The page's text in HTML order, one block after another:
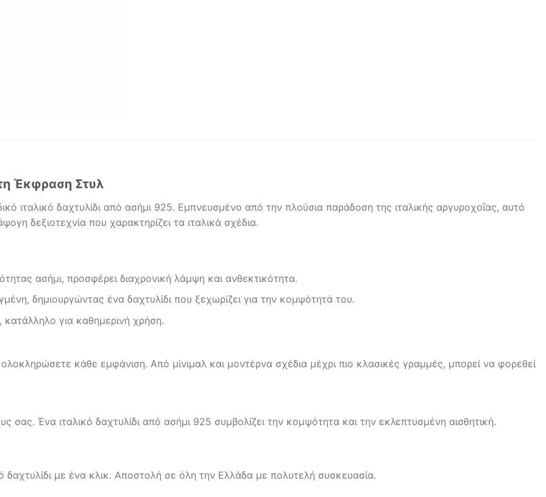
Έκφραση Στυλ
ιταλικό δαχτυλίδι από ασήμι 925. Εμπνευσμένο από την πλούσια παράδοση της ιταλικής αργυροχοΐας, αυτό
δεξιοτεχνία που χαρακτηρίζει τα ιταλικά σχέδια.
ασήμι, προσφέρει διαχρονική λάμψη και ανθεκτικότητα.
δημιουργώντας ένα δαχτυλίδι που ξεχωρίζει για την κομψότητά του.
κατάλληλο για καθημερινή χρήση.
ολοκληρώσετε κάθε εμφάνιση. Από μίνιμαλ και μοντέρνα σχέδια μέχρι πιο κλασικές γραμμές, μπορεί να φορεθεί
Ένα ιταλικό δαχτυλίδι από ασήμι 925 συμβολίζει την κομψότητα και την εκλεπτυσμένη αισθητική.
δαχτυλίδι με ένα κλικ. Αποστολή σε όλη την Ελλάδα με πολυτελή συσκευασία.